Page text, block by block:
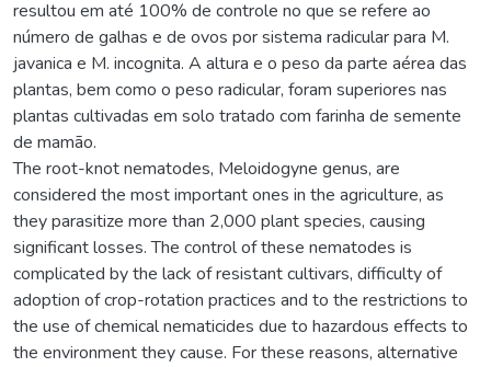
resultou em até 100% de controle no que se refere ao
número de galhas e de ovos por sistema radicular para M.
javanica e M. incognita. A altura e o peso da parte aérea das
plantas, bem como o peso radicular, foram superiores nas
plantas cultivadas em solo tratado com farinha de semente
de mamão.
The root-knot nematodes, Meloidogyne genus, are
considered the most important ones in the agriculture, as
they parasitize more than 2,000 plant species, causing
significant losses. The control of these nematodes is
complicated by the lack of resistant cultivars, difficulty of
adoption of crop-rotation practices and to the restrictions to
the use of chemical nematicides due to hazardous effects to
the environment they cause. For these reasons, alternative